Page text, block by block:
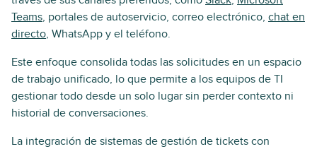
Teams, portales de autoservicio, correo electrónico, chat en
directo, WhatsApp y el teléfono.
Este enfoque consolida todas las solicitudes en un espacio
de trabajo unificado, lo que permite a los equipos de TI
gestionar todo desde un solo lugar sin perder contexto ni
historial de conversaciones.
La integración de sistemas de gestión de tickets con